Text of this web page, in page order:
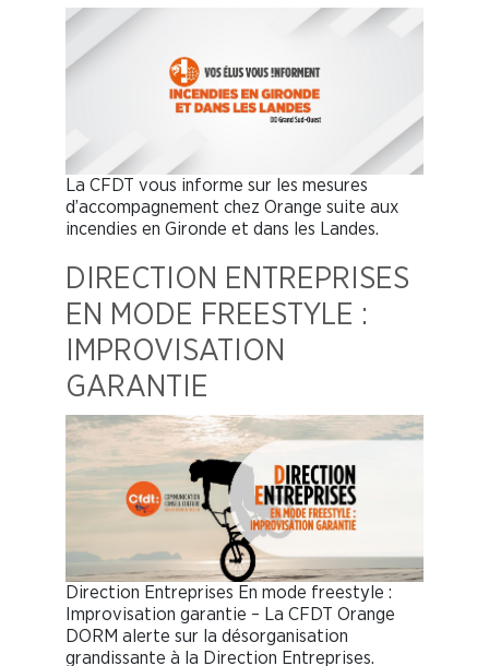
La CFDT vous informe sur les mesures
d’accompagnement chez Orange suite aux
incendies en Gironde et dans les Landes.
DIRECTION ENTREPRISES
EN MODE FREESTYLE :
IMPROVISATION
GARANTIE
Direction Entreprises En mode freestyle :
Improvisation garantie – La CFDT Orange
DORM alerte sur la désorganisation
grandissante à la Direction Entreprises.